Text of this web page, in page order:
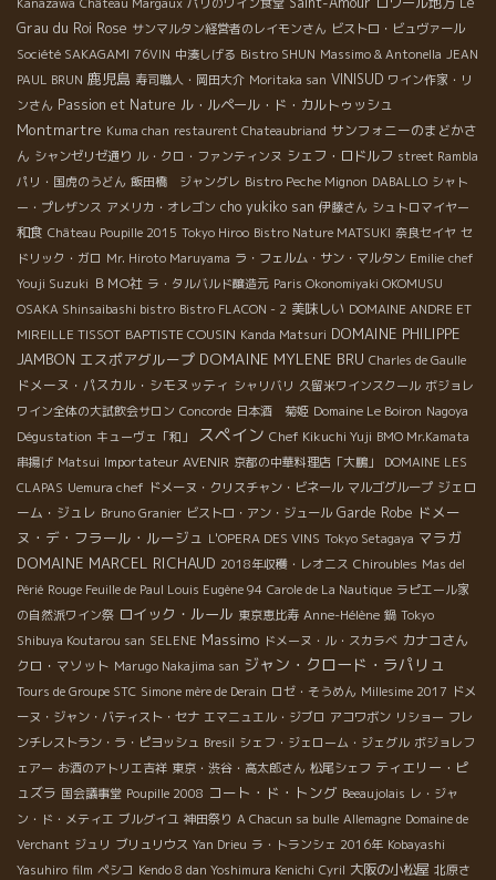
Grau du Roi Rose サンマルタン経営者のレイモンさん ビストロ・ビュヴァール
Société SAKAGAMI 76VIN 中湊しげる Bistro SHUN Massimo & Antonella JEAN
PAUL BRUN 鹿児島 寿司職人・岡田大介 Moritaka san VINISUD ワイン作家・リ
ンさん Passion et Nature ル・ルペール・ド・カルトゥッシュ
Montmartre Kuma chan restaurent Chateaubriand サンフォニーのまどかさ
ん シャンゼリゼ通り ル・クロ・ファンティンヌ シェフ・ロドルフ street Rambla
パリ・国虎のうどん 飯田橋 ジャングレ Bistro Peche Mignon DABALLO シャト
ー・プレザンス アメリカ・オレゴン cho yukiko san 伊藤さん シュトロマイヤー
和食 Château Poupille 2015 Tokyo Hiroo Bistro Nature MATSUKI 奈良セイヤ セ
ドリック・ガロ Mr. Hiroto Maruyama ラ・フェルム・サン・マルタン Emilie chef
Youji Suzuki ＢＭО社 ラ・タルバルド醸造元 Paris Okonomiyaki OKOMUSU
OSAKA Shinsaibashi bistro Bistro FLACON - 2 美味しい DOMAINE ANDRE ET
MIREILLE TISSOT BAPTISTE COUSIN Kanda Matsuri DOMAINE PHILIPPE
JAMBON エスポアグループ DOMAINE MYLENE BRU Charles de Gaulle
ドメーヌ・パスカル・シモヌッティ シャリバリ 久留米ワインスクール ボジョレ
ワイン全体の大試飲会サロン Concorde 日本酒 菊姫 Domaine Le Boiron Nagoya
Dégustation キューヴェ「和」 スペイン Chef Kikuchi Yuji BMO Mr.Kamata
串揚げ Matsui Importateur AVENIR 京都の中華料理店「大鵬」
DOMAINE LES
CLAPAS Uemura chef ドメーヌ・クリスチャン・ビネール マルゴグループ ジェロ
ーム・ジュレ Bruno Granier ビストロ・アン・ジュール Garde Robe ドメー
ヌ・デ・フラール・ルージュ L'OPERA DES VINS Tokyo Setagaya マラガ
DOMAINE MARCEL RICHAUD 2018年収穫・レオニス Chiroubles Mas del
Périé Rouge Feuille de Paul Louis Eugène 94 Carole de La Nautique ラピエール家
の自然派ワイン祭 ロイック・ルール 東京恵比寿 Anne-Hélène 鍋 Tokyo
Shibuya Koutarou san SELENE Massimo ドメーヌ・ル・スカラベ カナコさん
クロ・マソット Marugo Nakajima san ジャン・クロード・ラパリュ
Tours de Groupe STC Simone mère de Derain ロゼ・そうめん Millesime 2017 ドメ
ーヌ・ジャン・バティスト・セナ エマニュエル・ジブロ アコワボン リショー フレ
ンチレストラン・ラ・ピヨッシュ Bresil シェフ・ジェローム・ジェグル ボジョレフ
ェアー お酒のアトリエ吉祥 東京・渋谷・高太郎さん 松尾シェフ ティエリー・ピ
ュズラ 国会議事堂 Poupille 2008 コート・ド・トング Beeaujolais レ・ジャ
ン・ド・メティエ ブルグイユ 神田祭り A Chacun sa bulle Allemagne Domaine de
Verchant ジュリ ブリュリウス Yan Drieu ラ・トランシェ 2016年 Kobayashi
Yasuhiro film ペシコ Kendo 8 dan Yoshimura Kenichi Cyril 大阪の小松屋 北原さ